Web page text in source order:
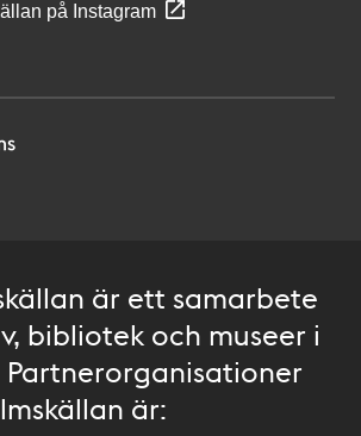
på Instagram
är ett samarbete
bibliotek och museer i
Partnerorganisationer
är: